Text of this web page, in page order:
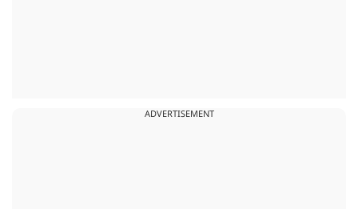
ADVERTISEMENT